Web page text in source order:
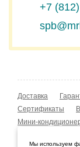
+7 (812)
Доставка
Сертификаты
Мини-
Мы используем